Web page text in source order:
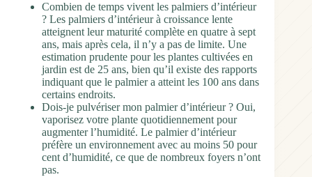
Combien de temps vivent les palmiers d’intérieur
? Les palmiers d’intérieur à croissance lente
atteignent leur maturité complète en quatre à sept
ans, mais après cela, il n’y a pas de limite. Une
estimation prudente pour les plantes cultivées en
jardin est de 25 ans, bien qu’il existe des rapports
indiquant que le palmier a atteint les 100 ans dans
certains endroits.
Dois-je pulvériser mon palmier d’intérieur ? Oui,
vaporisez votre plante quotidiennement pour
augmenter l’humidité. Le palmier d’intérieur
préfère un environnement avec au moins 50 pour
cent d’humidité, ce que de nombreux foyers n’ont
pas.